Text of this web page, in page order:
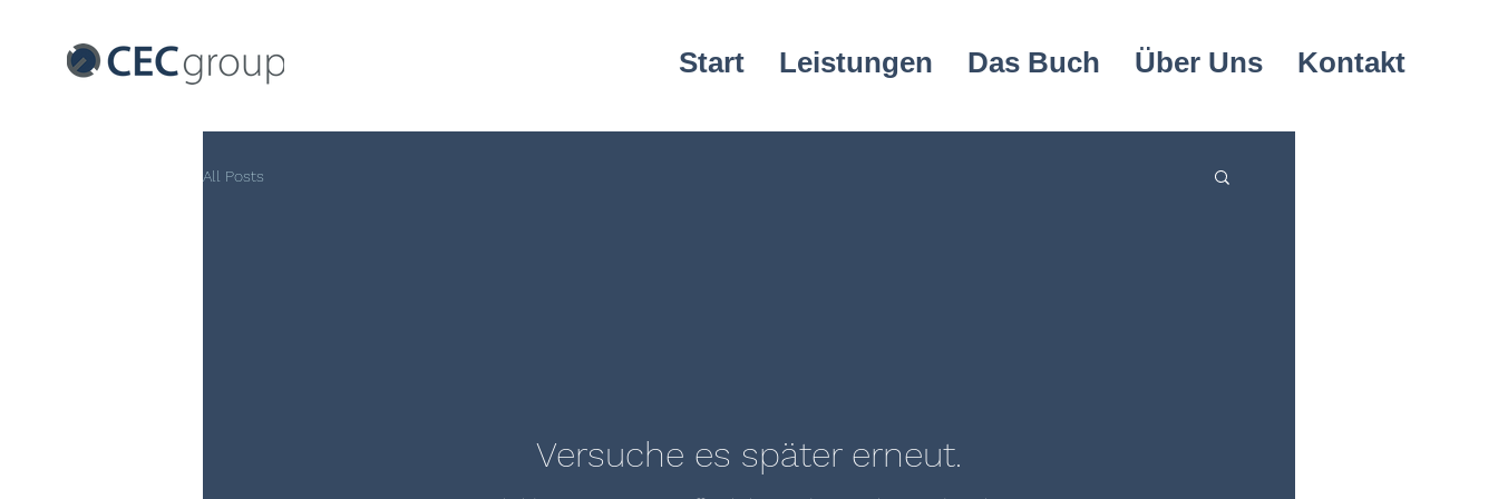
Start Leistungen Das Buch Über Uns Kontakt
All Posts
Versuche es später erneut.